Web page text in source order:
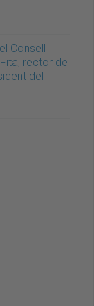
Consell
rector de
del